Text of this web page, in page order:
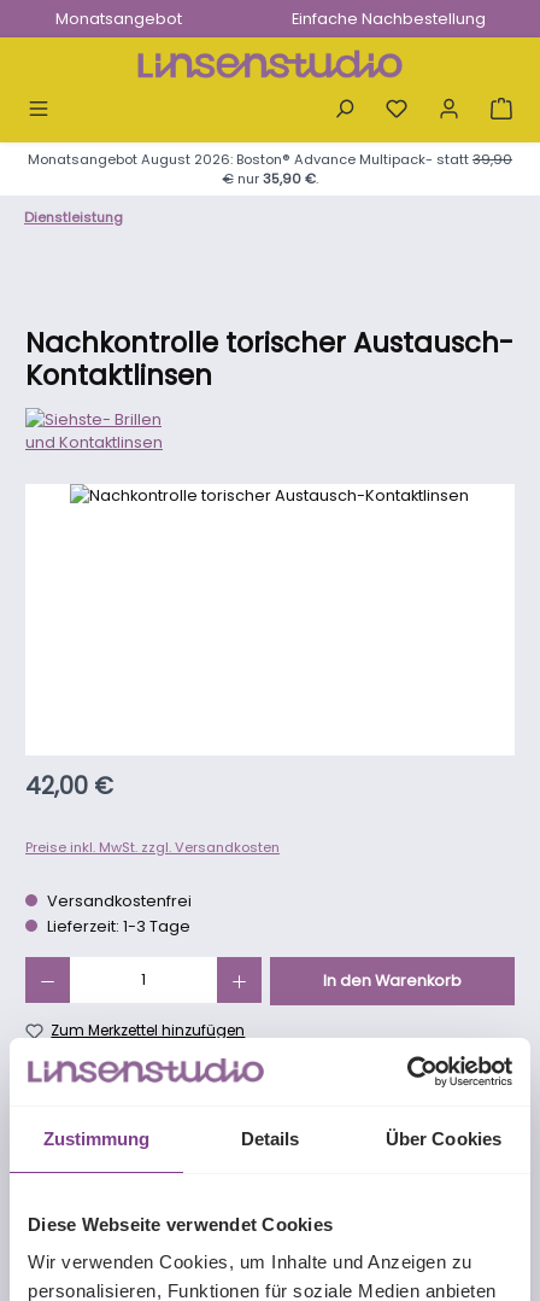
Zustimmung Details Über Cookies
Diese Webseite verwendet Cookies
Wir verwenden Cookies, um Inhalte und Anzeigen zu
personalisieren, Funktionen für soziale Medien anbieten
Zum Hauptinhalt springen
Monatsangebot Einfache Nachbestellung
Monatsangebot August 2026: Boston® Advance Multipack- statt39,90
€nur35,90 €.
Dienstleistung
Nachkontrolle torischer Austausch-
Kontaktlinsen
Bildergalerie überspringen
Regulärer Preis:
42,00 €
Preise inkl. MwSt. zzgl. Versandkosten
Versandkostenfrei
Lieferzeit: 1-3 Tage
In den Warenkorb
Zum Merkzettel hinzufügen
Sehstärke von Kunden die Kontaktlinsen für eine Kurz-oder